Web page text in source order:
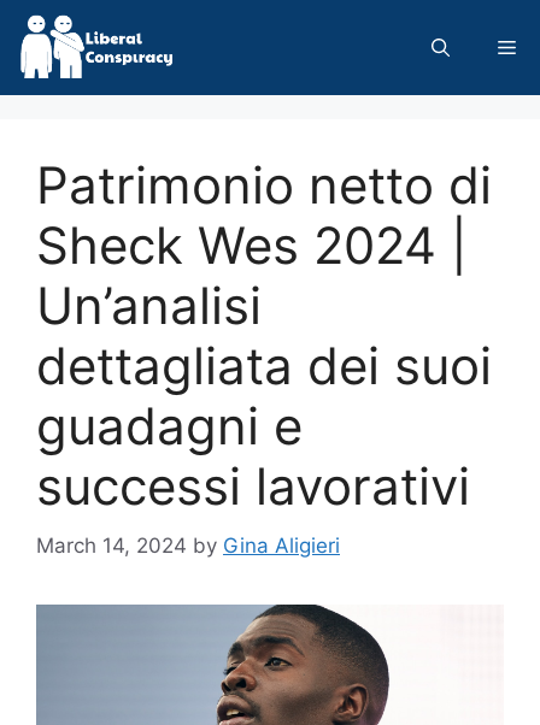
Skip
content
Patrimonio netto di
Sheck Wes 2024 |
Un’analisi
dettagliata dei suoi
guadagni e
successi lavorativi
March 14, 2024 by Gina Aligieri